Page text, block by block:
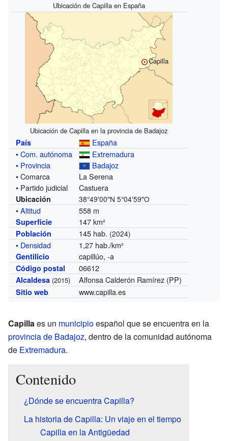
Ubicación de Capilla en España
Capilla
Ubicación de Capilla en la provincia de Badajoz
País
España
•Com. autónoma
Extremadura
• Provincia
Badajoz
• Comarca
La Serena
• Partido judicial
Castuera
Ubicación 38°49′00″N 5°04′59″O
•Altitud 558 m
Superficie 147 km²
Población 145 hab. (2024)
• Densidad 1,27 hab./km²
Gentilicio capillúo, -a
Código postal 06612
Alcaldesa (2015) Alfonsa Calderón Ramírez (PP)
Sitio web www.capilla.es
Capillaes un municipioespañol que se encuentra en la
provincia de Badajoz, dentro de la comunidad autónoma
de Extremadura.
Contenido
¿Dónde se encuentra Capilla?
La historia de Capilla: Un viaje en el tiempo
Capilla en la Antigüedad